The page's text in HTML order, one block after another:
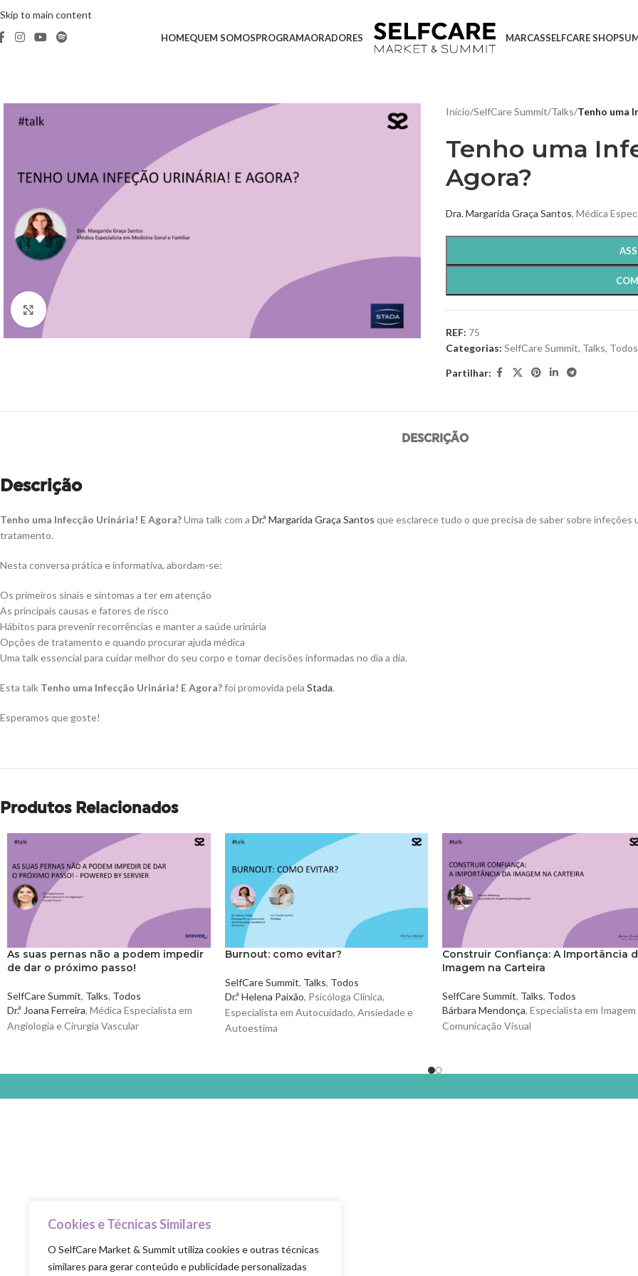
Cookies e Técnicas Similares
O SelfCare Market & Summit utiliza cookies e outras técnicas
similares para gerar conteúdo e publicidade personalizadas
Skip to main content
HOMEQUEM SOMOSPROGRAMAORADORES MARCASSELFCARE SHOP
Clique para ampliar
Início/SelfCare Summit/Talks/Tenho uma
Tenho uma
Agora?
Dra. Margarida Graça Santos, Médica
REF: 75
Categorias: SelfCare Summit, Talks, Todos
Partilhar:
DESCRIÇÃO
Descrição
Tenho uma Infecção Urinária! E Agora?Uma talk com a Dr.ª Margarida Graça Santos que esclarece tudo o que precisa de saber sobre infeções
tratamento.
Nesta conversa prática e informativa, abordam-se:
Os primeiros sinais e sintomas a ter em atenção
As principais causas e fatores de risco
Hábitos para prevenir recorrências e manter a saúde urinária
Opções de tratamento e quando procurar ajuda médica
Uma talk essencial para cuidar melhor do seu corpo e tomar decisões informadas no dia a dia.
Esta talk Tenho uma Infecção Urinária! E Agora?foi promovida pela Stada.
Esperamos que goste!
Produtos Relacionados
As suas pernas não a podem impedir
de dar o próximo passo!
SelfCare Summit, Talks, Todos
Dr.ª Joana Ferreira, Médica Especialista em
Angiologia e Cirurgia Vascular
Burnout: como evitar?
SelfCare Summit, Talks, Todos
Dr.ª Helena Paixão, Psicóloga Clínica,
Especialista em Autocuidado, Ansiedade e
Autoestima
Construir Confiança: A Importância
Imagem na Carteira
SelfCare Summit, Talks, Todos
Bárbara Mendonça, Especialista em Imagem
Comunicação Visual
Selfcare is the new healthcare